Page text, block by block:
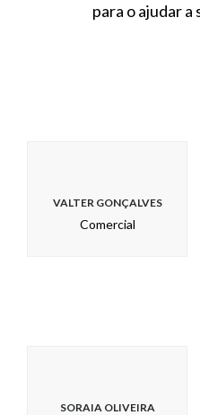
para o ajudar a
VALTER GONÇALVES
Comercial
SORAIA OLIVEIRA